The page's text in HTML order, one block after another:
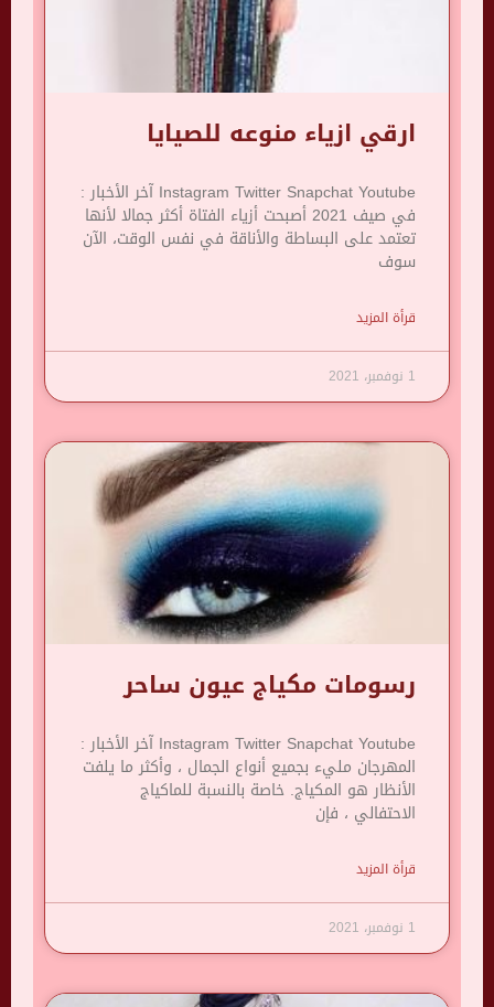
ارقي ازياء منوعه للصيايا
Instagram Twitter Snapchat Youtube آخر الأخبار :
في صيف 2021 أصبحت أزياء الفتاة أكثر جمالا لأنها
تعتمد على البساطة والأناقة في نفس الوقت، الآن
سوف
قرأة المزيد
1 نوفمبر، 2021
رسومات مكياج عيون ساحر
Instagram Twitter Snapchat Youtube آخر الأخبار :
المهرجان مليء بجميع أنواع الجمال ، وأكثر ما يلفت
الأنظار هو المكياج. خاصة بالنسبة للماكياج
الاحتفالي ، فإن
قرأة المزيد
1 نوفمبر، 2021